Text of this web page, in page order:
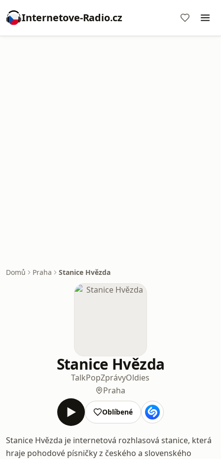
Internetove-Radio.cz
Domů Praha Stanice Hvězda
Stanice Hvězda
TalkPopZprávyOldies
Praha
Oblíbené
Stanice Hvězda je internetová rozhlasová stanice, která
hraje pohodové písničky z českého a slovenského